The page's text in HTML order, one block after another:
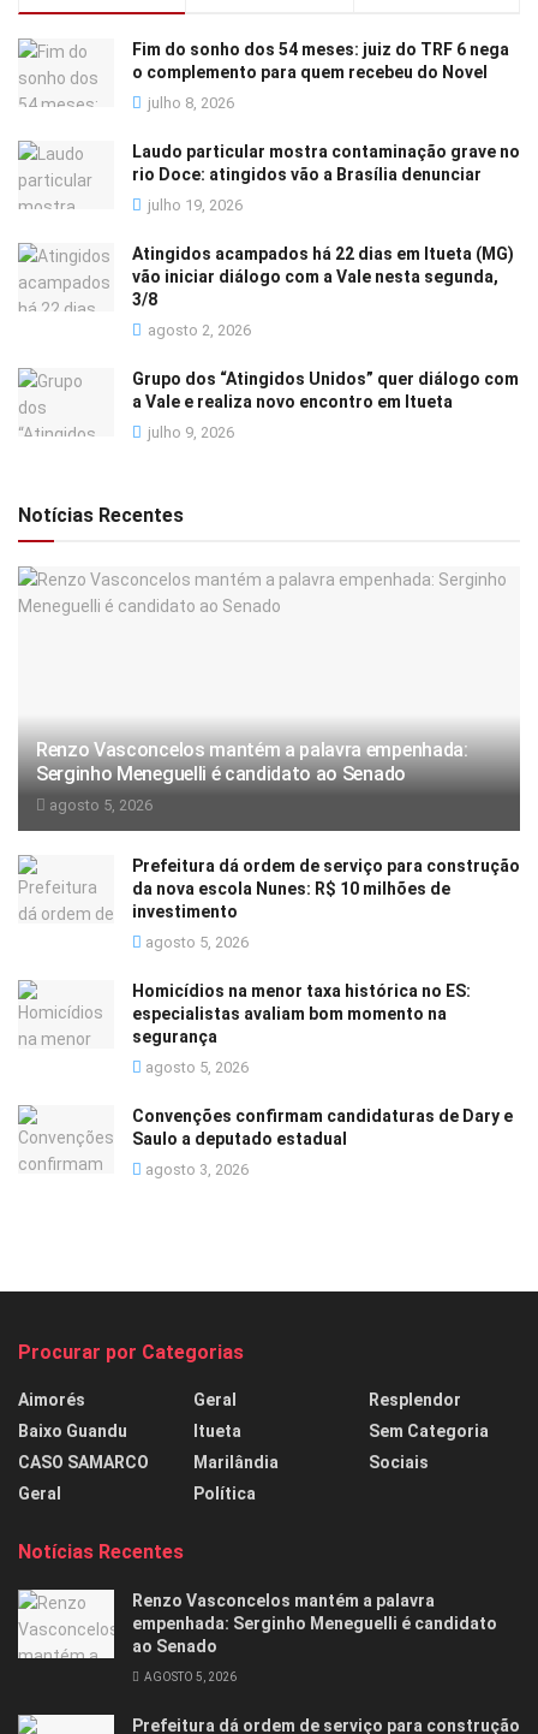
Fim do sonho dos 54 meses: juiz do TRF 6 nega
o complemento para quem recebeu do Novel
julho 8, 2026
Laudo particular mostra contaminação grave no
rio Doce: atingidos vão a Brasília denunciar
julho 19, 2026
Atingidos acampados há 22 dias em Itueta (MG)
vão iniciar diálogo com a Vale nesta segunda,
3/8
agosto 2, 2026
Grupo dos “Atingidos Unidos” quer diálogo com
a Vale e realiza novo encontro em Itueta
julho 9, 2026
Notícias Recentes
Renzo Vasconcelos mantém a palavra empenhada:
Serginho Meneguelli é candidato ao Senado
agosto 5, 2026
Prefeitura dá ordem de serviço para construção
da nova escola Nunes: R$ 10 milhões de
investimento
agosto 5, 2026
Homicídios na menor taxa histórica no ES:
especialistas avaliam bom momento na
segurança
agosto 5, 2026
Convenções confirmam candidaturas de Dary e
Saulo a deputado estadual
agosto 3, 2026
Procurar por Categorias
Aimorés
Baixo Guandu
CASO SAMARCO
Geral
Geral
Itueta
Marilândia
Política
Resplendor
Sem Categoria
Sociais
Notícias Recentes
Renzo Vasconcelos mantém a palavra
empenhada: Serginho Meneguelli é candidato
ao Senado
AGOSTO 5, 2026
Prefeitura dá ordem de serviço para construção